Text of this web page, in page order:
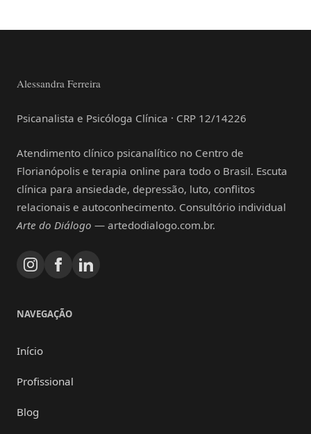
Alessandra Ferreira
Psicanalista e Psicóloga Clínica · CRP 12/14226
Atendimento clínico psicanalítico no Centro de
Florianópolis e terapia online para todo o Brasil. Escuta
clínica para ansiedade, depressão, luto, conflitos
relacionais e autoconhecimento. Consultório individual
Arte do Diálogo — artedodialogo.com.br.
NAVEGAÇÃO
Início
Profissional
Blog